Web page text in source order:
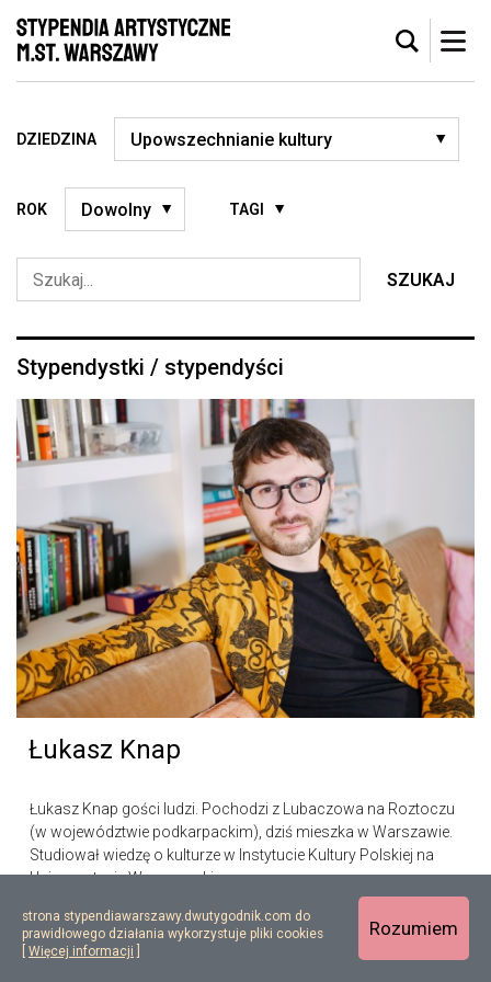
DZIEDZINA
ROK TAGI
SZUKAJ
Stypendystki / stypendyści
Łukasz Knap
Łukasz Knap gości ludzi. Pochodzi z Lubaczowa na Roztoczu
(w województwie podkarpackim), dziś mieszka w Warszawie.
Studiował wiedzę o kulturze w Instytucie Kultury Polskiej na
Uniwersytecie Warszawskim…
strona stypendiawarszawy.dwutygodnik.com do
prawidłowego działania wykorzystuje pliki cookies
Więcej informacji
Rozumiem